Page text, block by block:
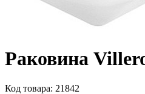
Раковина
Код товара: 21842